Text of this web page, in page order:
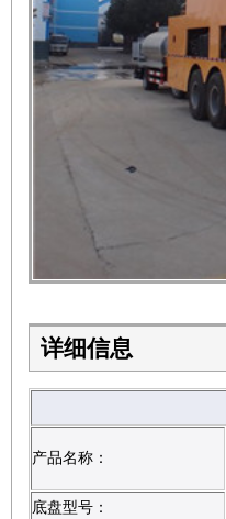
详细信息
产品名称：
底盘型号：